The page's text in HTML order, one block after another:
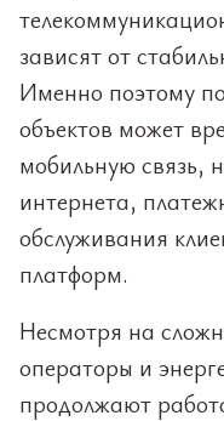
зависят от
Именно поэтому
объектов может
мобильную связь,
интернета,
обслуживания
платформ.
Несмотря на
операторы и
продолжают